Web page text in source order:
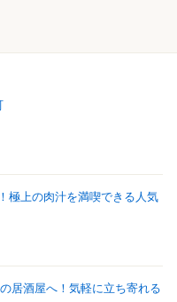
極上の肉汁を満喫できる人気
居酒屋へ！気軽に立ち寄れる